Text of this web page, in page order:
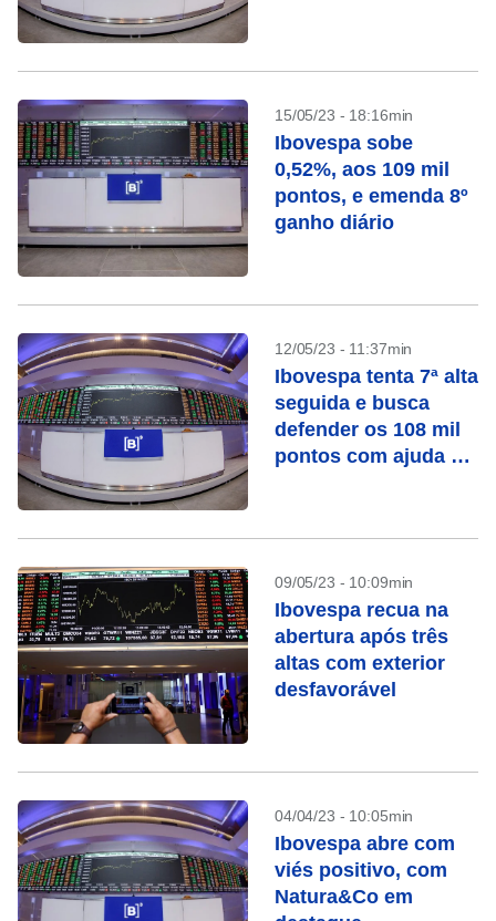
15/05/23 - 18:16min
Ibovespa sobe
0,52%, aos 109 mil
pontos, e emenda 8º
ganho diário
12/05/23 - 11:37min
Ibovespa tenta 7ª alta
seguida e busca
defender os 108 mil
pontos com ajuda de
09/05/23 - 10:09min
Ibovespa recua na
abertura após três
altas com exterior
desfavorável
04/04/23 - 10:05min
Ibovespa abre com
viés positivo, com
Natura&Co em